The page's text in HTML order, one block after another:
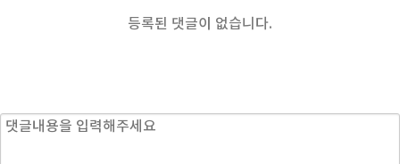
등록된 댓글이 없습니다.